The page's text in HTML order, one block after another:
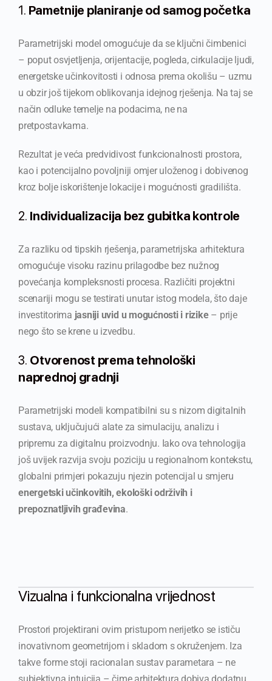
1. Pametnije planiranje od samog početka
Parametrijski model omogućuje da se ključni čimbenici
– poput osvjetljenja, orijentacije, pogleda, cirkulacije ljudi,
energetske učinkovitosti i odnosa prema okolišu – uzmu
u obzir još tijekom oblikovanja idejnog rješenja. Na taj se
način odluke temelje na podacima, ne na
pretpostavkama.
Rezultat je veća predvidivost funkcionalnosti prostora,
kao i potencijalno povoljniji omjer uloženog i dobivenog
kroz bolje iskorištenje lokacije i mogućnosti gradilišta.
2. Individualizacija bez gubitka kontrole
Za razliku od tipskih rješenja, parametrijska arhitektura
omogućuje visoku razinu prilagodbe bez nužnog
povećanja kompleksnosti procesa. Različiti projektni
scenariji mogu se testirati unutar istog modela, što daje
investitorima jasniji uvid u mogućnosti i rizike– prije
nego što se krene u izvedbu.
3. Otvorenost prema tehnološki
naprednoj gradnji
Parametrijski modeli kompatibilni su s nizom digitalnih
sustava, uključujući alate za simulaciju, analizu i
pripremu za digitalnu proizvodnju. Iako ova tehnologija
još uvijek razvija svoju poziciju u regionalnom kontekstu,
globalni primjeri pokazuju njezin potencijal u smjeru
energetski učinkovitih, ekološki održivih i
prepoznatljivih građevina.
Vizualna i funkcionalna vrijednost
Prostori projektirani ovim pristupom nerijetko se ističu
inovativnom geometrijom i skladom s okruženjem. Iza
takve forme stoji racionalan sustav parametara – ne